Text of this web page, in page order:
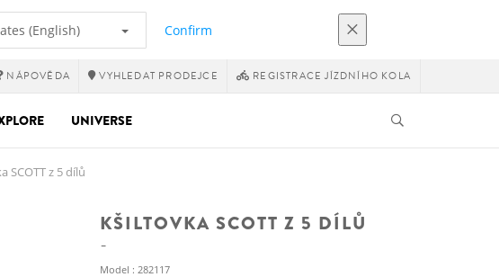
(English) Confirm
NÁPOVĚDA VYHLEDAT PRODEJCE REGISTRACE JÍZDNÍHO KOLA
UNIVERSE
SCOTT z 5 dílů
KŠILTOVKA SCOTT Z 5 DÍLŮ
Model : 282117